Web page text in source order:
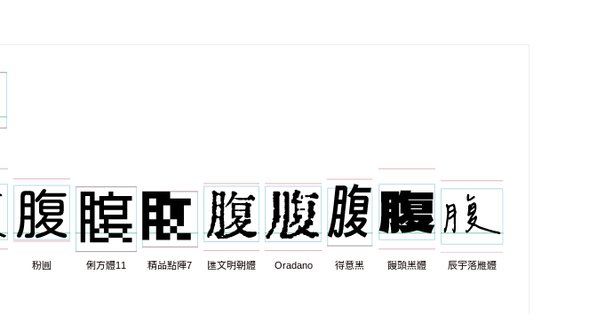
粉圓 俐方體11 精品點陣7 匯文明朝體 Oradano 得意黑 饅頭黑體 辰宇落雁體